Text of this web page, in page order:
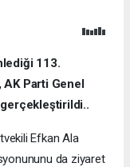
113.
AK Parti Genel
gerçekleştirildi..
Efkan Ala
da ziyaret